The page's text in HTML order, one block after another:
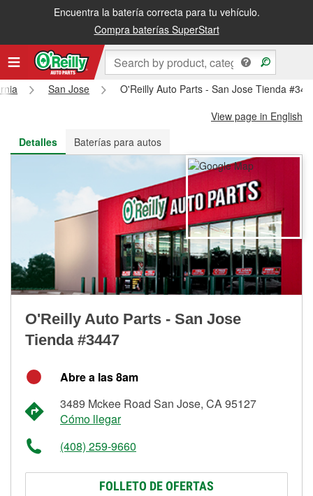
Encuentra la batería correcta para tu vehículo.
Compra baterías SuperStart
Recibe tu orden gratis al día siguiente o recógela en la tienda
San Jose
O'Reilly Auto Parts - San Jose Tienda
View page in English
Detalles
Baterías para autos
O'Reilly Auto Parts - San Jose
Tienda #3447
Abre a las 8am
3489 Mckee Road San Jose, CA 95127
Cómo llegar
(408) 259-9660
FOLLETO DE OFERTAS